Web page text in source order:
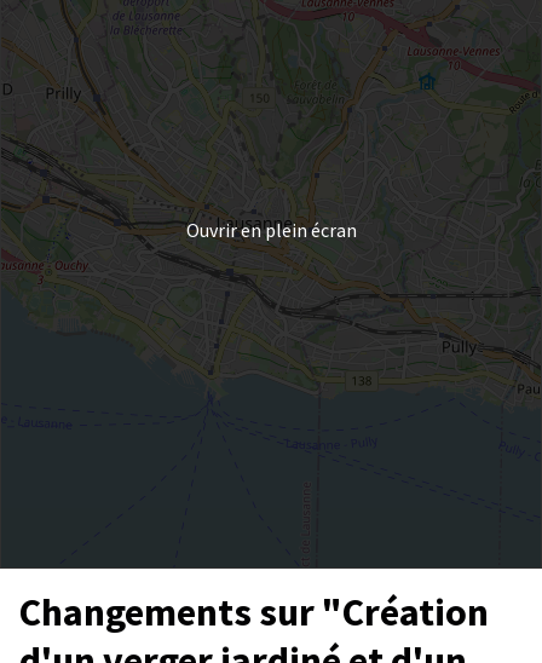
Ouvrir en plein écran
Changements sur "Création